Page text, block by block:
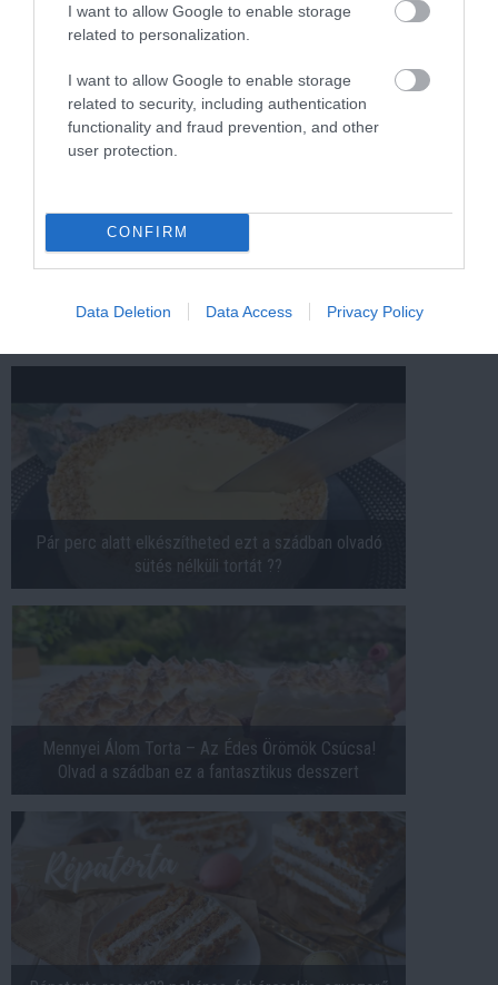
I want to allow Google to enable storage
related to personalization.
I want to allow Google to enable storage
related to security, including authentication
functionality and fraud prevention, and other
user protection.
CONFIRM
Data Deletion Data Access Privacy Policy
vagy karácsonyra. A különleges ízvilág és az
ünnepi megjelenés garantáltan elvarázsolja majd
az ínyenceket!
Pár perc alatt elkészítheted ezt a szádban olvadó
sütés nélküli tortát ??
Mennyei Álom Torta – Az Édes Örömök Csúcsa!
Olvad a szádban ez a fantasztikus desszert